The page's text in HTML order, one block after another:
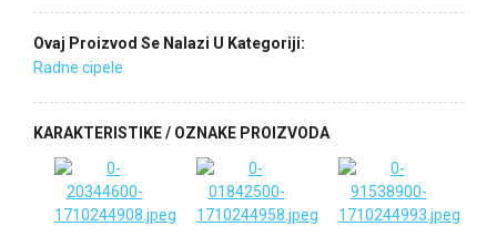
Ovaj Proizvod Se Nalazi U Kategoriji:
Radne cipele
KARAKTERISTIKE / OZNAKE PROIZVODA